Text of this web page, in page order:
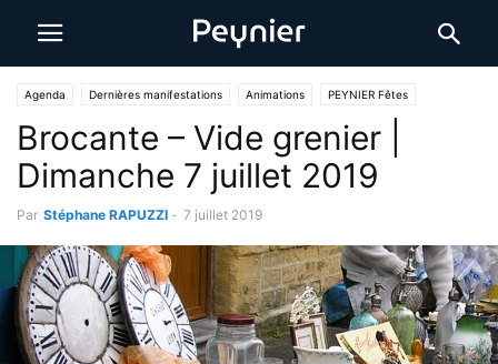
Agenda Dernières manifestations Animations PEYNIER Fêtes
Brocante – Vide grenier |
Dimanche 7 juillet 2019
Par Stéphane RAPUZZI - 7 juillet 2019